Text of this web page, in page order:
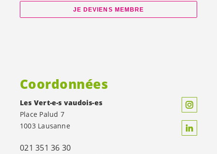
JE DEVIENS MEMBRE
Coordonnées
Les Vert-e-s vaudois-es
Place Palud 7
1003 Lausanne
021 351 36 30